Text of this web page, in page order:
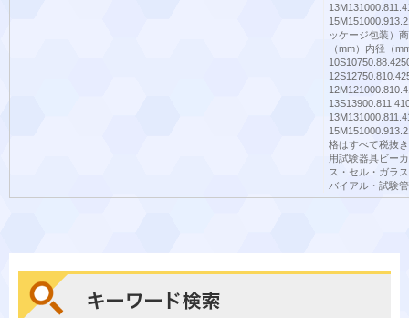
ッケージ包装）
（mm）内径（
格はすべて税抜
用試験器具ビー
ス・セル・ガラ
バイアル・試験